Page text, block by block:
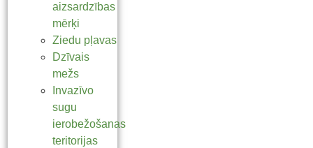
aizsardzības
mērķi
Ziedu pļavas
Dzīvais
mežs
Invazīvo
sugu
ierobežošanas
teritorijas